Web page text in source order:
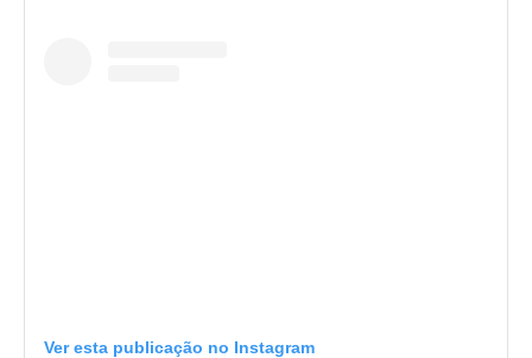
Ver esta publicação no Instagram